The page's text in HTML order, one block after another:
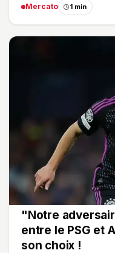
Mercato 1 min
"Notre
entre le PSG et
son choix !